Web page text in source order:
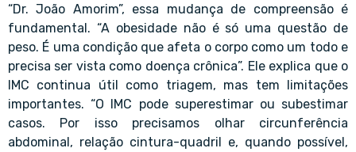
“Dr. João Amorim”, essa mudança de compreensão é
fundamental. “A obesidade não é só uma questão de
peso. É uma condição que afeta o corpo como um todo e
precisa ser vista como doença crônica”. Ele explica que o
IMC continua útil como triagem, mas tem limitações
importantes. “O IMC pode superestimar ou subestimar
casos. Por isso precisamos olhar circunferência
abdominal, relação cintura-quadril e, quando possível,